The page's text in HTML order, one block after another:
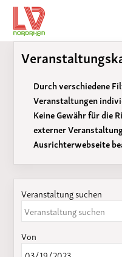
Durch verschiedene
Veranstaltungen
Keine Gewähr für die
externer
Ausrichterwebseite
Veranstaltung suchen
Von